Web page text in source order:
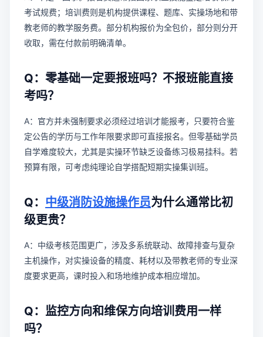
考试规费；培训费则是机构提供课程、题库、实操场地和带
教老师的教学服务费。部分机构报价为全包价，部分则分开
收取，需在付款前明确清单。
Q：零基础一定要报班吗？不报班能直接
考吗？
A：官方并未强制要求必须经过培训才能报考，只要符合鉴
定公告的学历与工作年限要求即可直接报名。但零基础学员
自学难度较大，尤其是实操环节缺乏设备练习极易挂科。若
预算有限，可考虑纯理论自学搭配短期实操集训班。
Q： 中级消防设施操作员为什么通常比初
级更贵？
A：中级考核范围更广，涉及多系统联动、故障排查与复杂
主机操作，对实操设备的精度、耗材以及带教老师的专业深
度要求更高，课时投入和场地维护成本相应增加。
Q：监控方向和维保方向培训费用一样
吗？